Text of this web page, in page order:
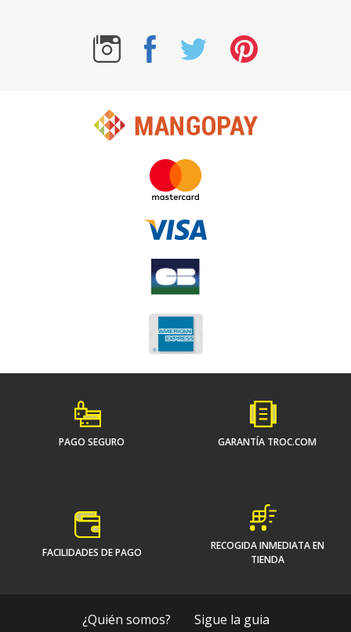
PAGO SEGURO GARANTÍA TROC.COM
FACILIDADES DE PAGO
RECOGIDA INMEDIATA EN
TIENDA
¿Quién somos?
Sigue la guia